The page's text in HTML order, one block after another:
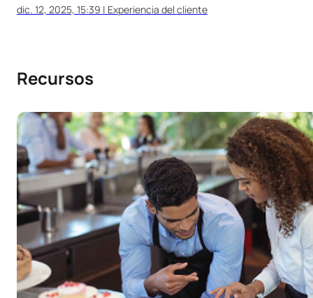
dic. 12, 2025, 15:39 | Experiencia del cliente
Recursos